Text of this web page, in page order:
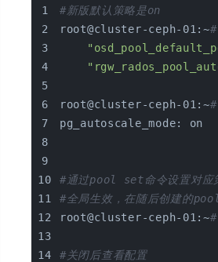
#新版默认策略是on
root@cluster-ceph-01:~
root@cluster-ceph-01:~
pg_autoscale_mode: on
#通过pool set命令设置对应
#全局生效，在随后创建的
root@cluster-ceph-01:~
#关闭后查看配置